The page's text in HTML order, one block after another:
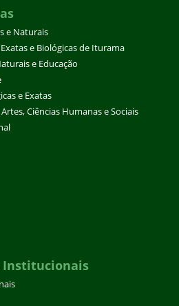
e Naturais
e Biológicas de Iturama
e Educação
e Exatas
Ciências Humanas e Sociais
Institucionais